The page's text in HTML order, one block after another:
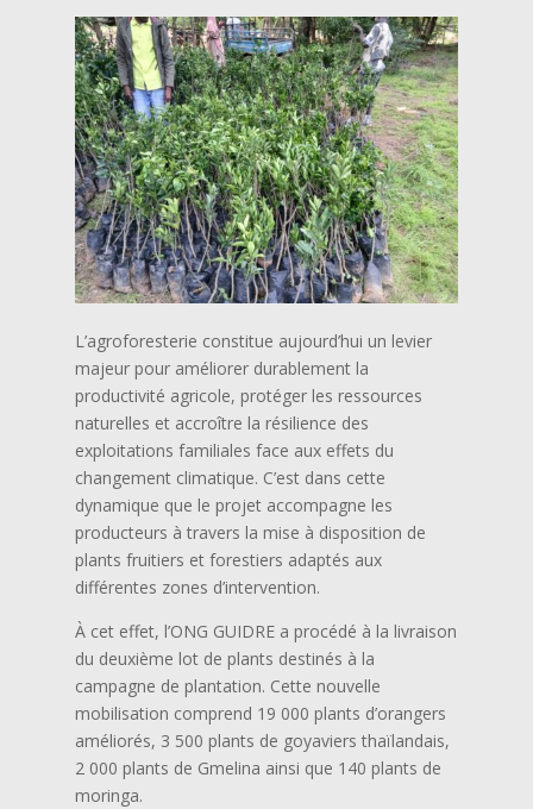
L’agroforesterie constitue aujourd’hui un levier
majeur pour améliorer durablement la
productivité agricole, protéger les ressources
naturelles et accroître la résilience des
exploitations familiales face aux effets du
changement climatique. C’est dans cette
dynamique que le projet accompagne les
producteurs à travers la mise à disposition de
plants fruitiers et forestiers adaptés aux
différentes zones d’intervention.
À cet effet, l’ONG GUIDRE a procédé à la livraison
du deuxième lot de plants destinés à la
campagne de plantation. Cette nouvelle
mobilisation comprend 19 000 plants d’orangers
améliorés, 3 500 plants de goyaviers thaïlandais,
2 000 plants de Gmelina ainsi que 140 plants de
moringa.